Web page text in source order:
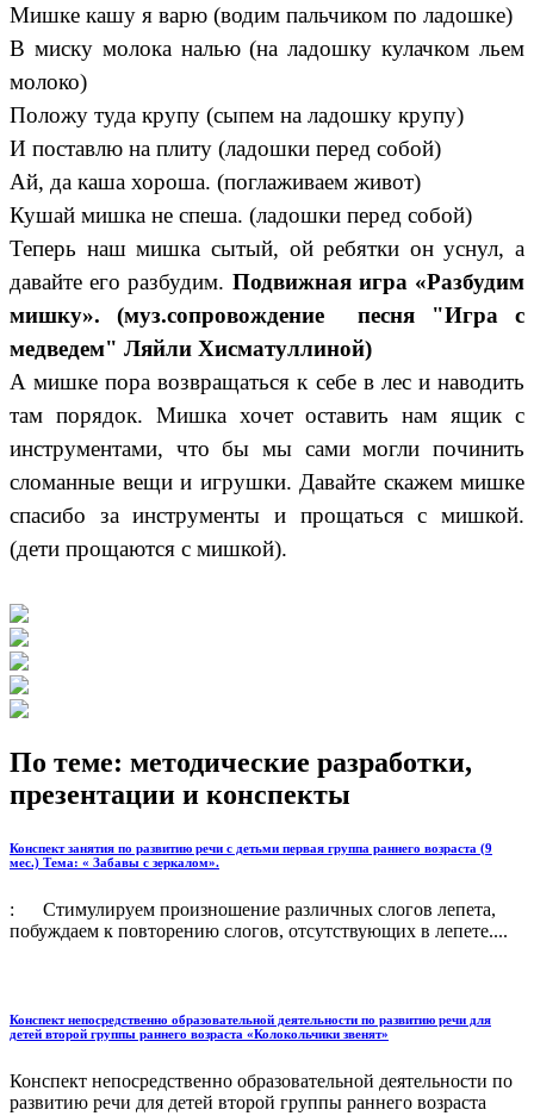
Мишке кашу я варю (водим пальчиком по ладошке)
В миску молока налью (на ладошку кулачком льем
молоко)
Положу туда крупу (сыпем на ладошку крупу)
И поставлю на плиту (ладошки перед собой)
Ай, да каша хороша. (поглаживаем живот)
Кушай мишка не спеша. (ладошки перед собой)
Теперь наш мишка сытый, ой ребятки он уснул, а
давайте его разбудим. Подвижная игра «Разбудим
мишку». (муз.сопровождение песня "Игра с
медведем" Ляйли Хисматуллиной)
А мишке пора возвращаться к себе в лес и наводить
там порядок. Мишка хочет оставить нам ящик с
инструментами, что бы мы сами могли починить
сломанные вещи и игрушки. Давайте скажем мишке
спасибо за инструменты и прощаться с мишкой.
(дети прощаются с мишкой).
По теме: методические разработки,
презентации и конспекты
Конспект занятия по развитию речи с детьми первая группа раннего возраста (9
мес.) Тема: « Забавы с зеркалом».
: Стимулируем произношение различных слогов лепета,
побуждаем к повторению слогов, отсутствующих в лепете....
Конспект непосредственно образовательной деятельности по развитию речи для
детей второй группы раннего возраста «Колокольчики звенят»
Конспект непосредственно образовательной деятельности по
развитию речи для детей второй группы раннего возраста